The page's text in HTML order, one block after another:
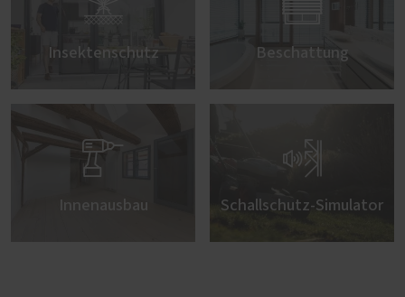
Insektenschutz Beschattung

Innenausbau

Schallschutz-Simulator